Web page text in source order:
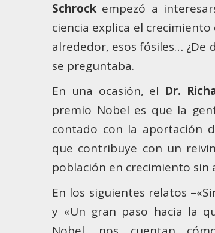
Schrock empezó a
ciencia explica el
alrededor, esos fósiles… ¿De
se preguntaba.
En una ocasión, el Dr.
premio Nobel es que la
contado con la aportación
que contribuye con un
población en crecimiento
En los siguientes relatos
y «Un gran paso hacia la